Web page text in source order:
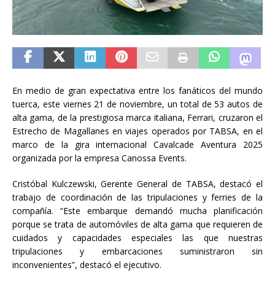
En medio de gran expectativa entre los fanáticos del mundo
tuerca, este viernes 21 de noviembre, un total de 53 autos de
alta gama, de la prestigiosa marca italiana, Ferrari, cruzaron el
Estrecho de Magallanes en viajes operados por TABSA, en el
marco de la gira internacional Cavalcade Aventura 2025
organizada por la empresa Canossa Events.
Cristóbal Kulczewski, Gerente General de TABSA, destacó el
trabajo de coordinación de las tripulaciones y ferries de la
compañía. “Este embarque demandó mucha planificación
porque se trata de automóviles de alta gama que requieren de
cuidados y capacidades especiales las que nuestras
tripulaciones y embarcaciones suministraron sin
inconvenientes”, destacó el ejecutivo.